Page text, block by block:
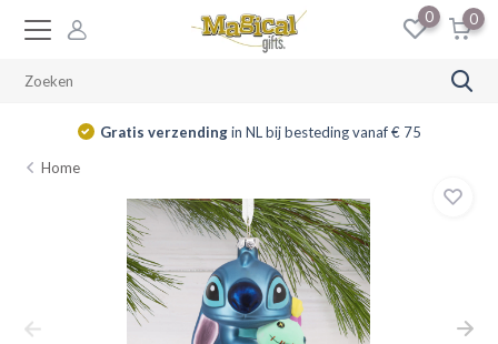
0 0
Gratis verzendingin NL bij besteding vanaf € 75
Home